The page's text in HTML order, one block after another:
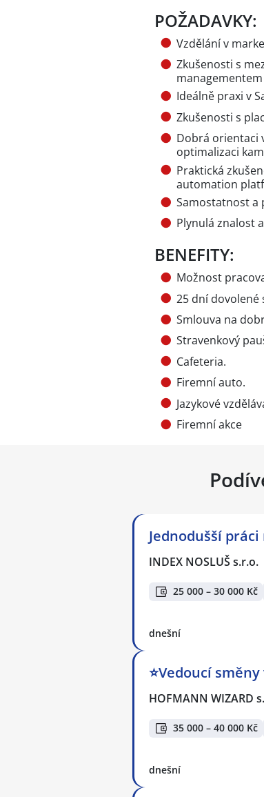
POŽADAVKY:
Vzdělání v
Zkušenosti s
Ideálně praxi v
Zkušenosti s
Dobrá orientaci
optimalizaci
Praktická
automation
Samostatnost a
Plynulá znalost
BENEFITY:
Možnost
25 dní dovolené
Smlouva na
Stravenkový
Cafeteria.
Firemní auto.
Jazykové
Firemní akce
Jednodušší
INDEX NOSLUŠ s.r.o.
25 000 – 30 000 Kč
dnešní
⭐Vedoucí
HOFMANN WIZARD
35 000 – 40 000 Kč
dnešní